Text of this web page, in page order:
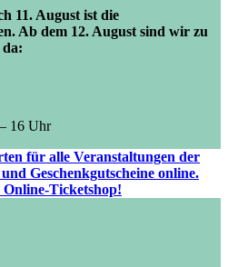
11. August ist die
Ab dem 12. August sind wir zu
da:
16 Uhr
für alle Veranstaltungen der
Geschenkgutscheine online.
Online-Ticketshop!